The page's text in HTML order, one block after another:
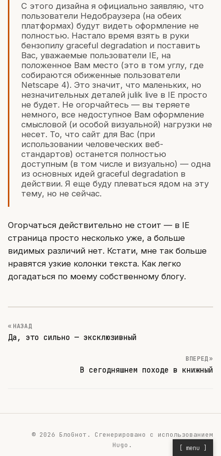
С этого дизайна я официально заявляю, что
пользователи Недобраузера (на обеих
платформах) будут видеть оформление не
полностью. Настало время взять в руки
бензопилу graceful degradation и поставить
Вас, уважаемые пользователи IE, на
положенное Вам место (это в том углу, где
собираются обиженные пользователи
Netscape 4). Это значит, что маленьких, но
незначительных деталей julik live в IE просто
не будет. Не огорчайтесь — вы теряете
немного, все недоступное Вам оформление
смысловой (и особой визуальной) нагрузки не
несет. То, что сайт для Вас (при
использовании человеческих веб-
стандартов) останется полностью
доступным (в том числе и визуально) — одна
из основных идей graceful degradation в
действии. Я еще буду плеваться ядом на эту
тему, но не сейчас.
Огорчаться действительно не стоит — в IE
страница просто несколько уже, а больше
видимых различий нет. Кстати, мне так больше
нравятся узкие колонки текста. Как легко
догадаться по моему собственному блогу.
« НАЗАД
Да, это сильно — эксклюзивный
ВПЕРЕД »
В сегодняшнем походе в книжный
[ menu ]
© 2026 БлоGнот. Сгенерировано с использованием
Hugo .